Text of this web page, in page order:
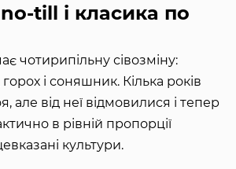
till і класика по
чотирипільну сівозміну:
і соняшник. Кілька років
але від неї відмовилися і тепер
в рівній пропорції
культури.